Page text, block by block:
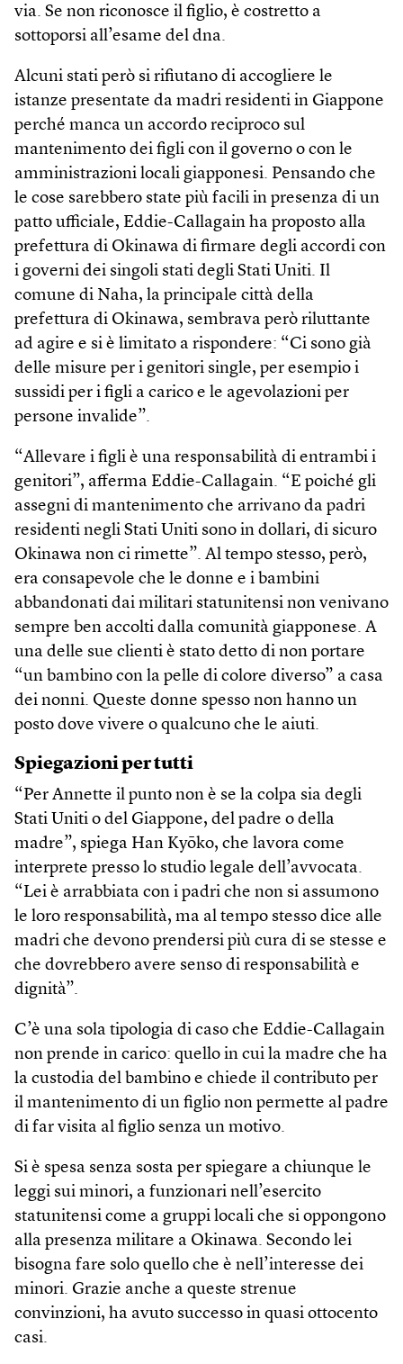
via. Se non riconosce il figlio, è costretto a
sottoporsi all’esame del dna.
Alcuni stati però si rifiutano di accogliere le
istanze presentate da madri residenti in Giappone
perché manca un accordo reciproco sul
mantenimento dei figli con il governo o con le
amministrazioni locali giapponesi. Pensando che
le cose sarebbero state più facili in presenza di un
patto ufficiale, Eddie-Callagain ha proposto alla
prefettura di Okinawa di firmare degli accordi con
i governi dei singoli stati degli Stati Uniti. Il
comune di Naha, la principale città della
prefettura di Okinawa, sembrava però riluttante
ad agire e si è limitato a rispondere: “Ci sono già
delle misure per i genitori single, per esempio i
sussidi per i figli a carico e le agevolazioni per
persone invalide”.
“Allevare i figli è una responsabilità di entrambi i
genitori”, afferma Eddie-Callagain. “E poiché gli
assegni di mantenimento che arrivano da padri
residenti negli Stati Uniti sono in dollari, di sicuro
Okinawa non ci rimette”. Al tempo stesso, però,
era consapevole che le donne e i bambini
abbandonati dai militari statunitensi non venivano
sempre ben accolti dalla comunità giapponese. A
una delle sue clienti è stato detto di non portare
“un bambino con la pelle di colore diverso” a casa
dei nonni. Queste donne spesso non hanno un
posto dove vivere o qualcuno che le aiuti.
Spiegazioni per tutti
“Per Annette il punto non è se la colpa sia degli
Stati Uniti o del Giappone, del padre o della
madre”, spiega Han Kyōko, che lavora come
interprete presso lo studio legale dell’avvocata.
“Lei è arrabbiata con i padri che non si assumono
le loro responsabilità, ma al tempo stesso dice alle
madri che devono prendersi più cura di se stesse e
che dovrebbero avere senso di responsabilità e
dignità”.
C’è una sola tipologia di caso che Eddie-Callagain
non prende in carico: quello in cui la madre che ha
la custodia del bambino e chiede il contributo per
il mantenimento di un figlio non permette al padre
di far visita al figlio senza un motivo.
Si è spesa senza sosta per spiegare a chiunque le
leggi sui minori, a funzionari nell’esercito
statunitensi come a gruppi locali che si oppongono
alla presenza militare a Okinawa. Secondo lei
bisogna fare solo quello che è nell’interesse dei
minori. Grazie anche a queste strenue
convinzioni, ha avuto successo in quasi ottocento
casi.